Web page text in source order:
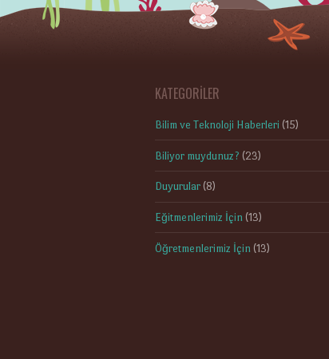
KATEGORILER
Bilim ve Teknoloji Haberleri (15)
Biliyor muydunuz? (23)
Duyurular (8)
Eğitmenlerimiz İçin (13)
Öğretmenlerimiz İçin (13)